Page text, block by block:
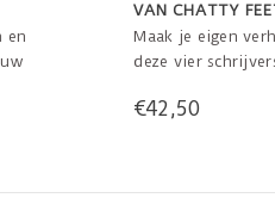
en
VAN CHATTY
Maak je eigen
deze vier
Wool, Marcel
€42,50